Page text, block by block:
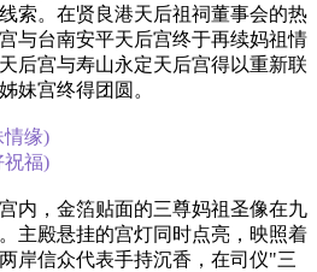
索。在贤良港天后祖祠董事会的热
与台南安平天后宫终于再续妈祖情
后宫与寿山永定天后宫得以重新联
妹宫终得团圆。
情缘)
祝福)
内，金箔贴面的三尊妈祖圣像在九
主殿悬挂的宫灯同时点亮，映照着
岸信众代表手持沉香，在司仪"三